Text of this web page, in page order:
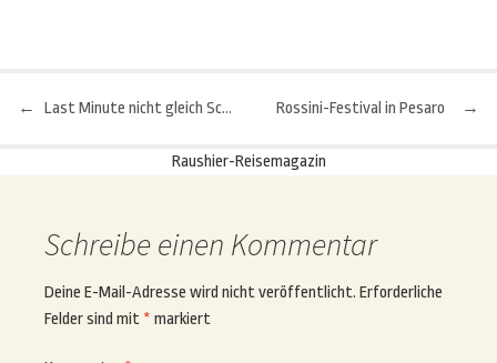
Beitragsnavigation
← Last Minute nicht gleich Schnäppchen →
Rossini-Festival in Pesaro
Raushier-Reisemagazin
Schreibe einen Kommentar
Deine E-Mail-Adresse wird nicht veröffentlicht. Erforderliche
Felder sind mit * markiert